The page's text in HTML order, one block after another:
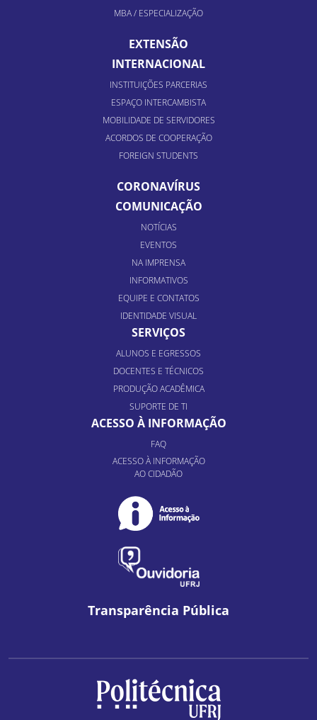
MBA / ESPECIALIZAÇÃO
EXTENSÃO
INTERNACIONAL
INSTITUIÇÕES PARCERIAS
ESPAÇO INTERCAMBISTA
MOBILIDADE DE SERVIDORES
ACORDOS DE COOPERAÇÃO
FOREIGN STUDENTS
CORONAVÍRUS
COMUNICAÇÃO
NOTÍCIAS
EVENTOS
NA IMPRENSA
INFORMATIVOS
EQUIPE E CONTATOS
IDENTIDADE VISUAL
SERVIÇOS
ALUNOS E EGRESSOS
DOCENTES E TÉCNICOS
PRODUÇÃO ACADÊMICA
SUPORTE DE TI
ACESSO À INFORMAÇÃO
FAQ
ACESSO À INFORMAÇÃO
AO CIDADÃO
Transparência Pública